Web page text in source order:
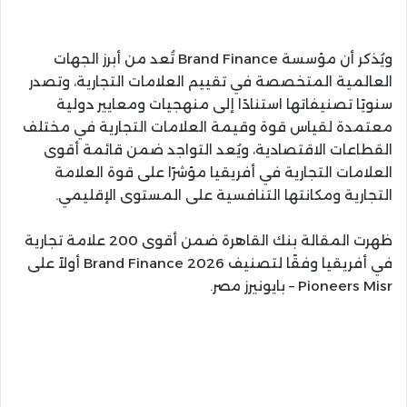
ويُذكر أن مؤسسة Brand Finance تُعد من أبرز الجهات
العالمية المتخصصة في تقييم العلامات التجارية، وتصدر
سنويًا تصنيفاتها استنادًا إلى منهجيات ومعايير دولية
معتمدة لقياس قوة وقيمة العلامات التجارية في مختلف
القطاعات الاقتصادية، ويُعد التواجد ضمن قائمة أقوى
العلامات التجارية في أفريقيا مؤشرًا على قوة العلامة
التجارية ومكانتها التنافسية على المستوى الإقليمي.
ظهرت المقالة بنك القاهرة ضمن أقوى 200 علامة تجارية
في أفريقيا وفقًا لتصنيف Brand Finance 2026 أولاً على
Pioneers Misr – بايونيرز مصر.